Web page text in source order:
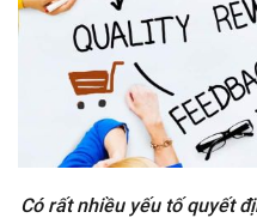
Có rất nhiều yếu tố quyết